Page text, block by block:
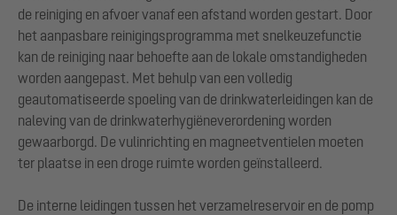
de reiniging en afvoer vanaf een afstand worden gestart. Door
het aanpasbare reinigingsprogramma met snelkeuzefunctie
kan de reiniging naar behoefte aan de lokale omstandigheden
worden aangepast. Met behulp van een volledig
geautomatiseerde spoeling van de drinkwaterleidingen kan de
naleving van de drinkwaterhygiëneverordening worden
gewaarborgd. De vulinrichting en magneetventielen moeten
ter plaatse in een droge ruimte worden geïnstalleerd.
De interne leidingen tussen het verzamelreservoir en de pomp